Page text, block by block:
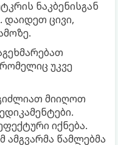
ნაკბენისგან
დაიდეთ ცივი,
უკვე
მიიღოთ
იქნება.
წამლებმა